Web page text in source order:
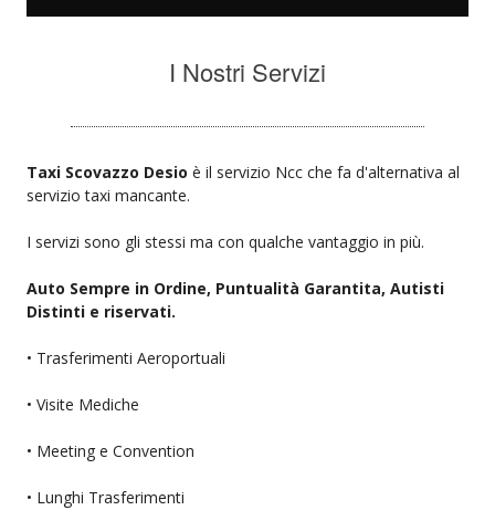
I Nostri Servizi
Taxi Scovazzo Desio è il servizio Ncc che fa d'alternativa al
servizio taxi mancante.
I servizi sono gli stessi ma con qualche vantaggio in più.
Auto Sempre in Ordine, Puntualità Garantita, Autisti
Distinti e riservati.
• Trasferimenti Aeroportuali
• Visite Mediche
• Meeting e Convention
• Lunghi Trasferimenti